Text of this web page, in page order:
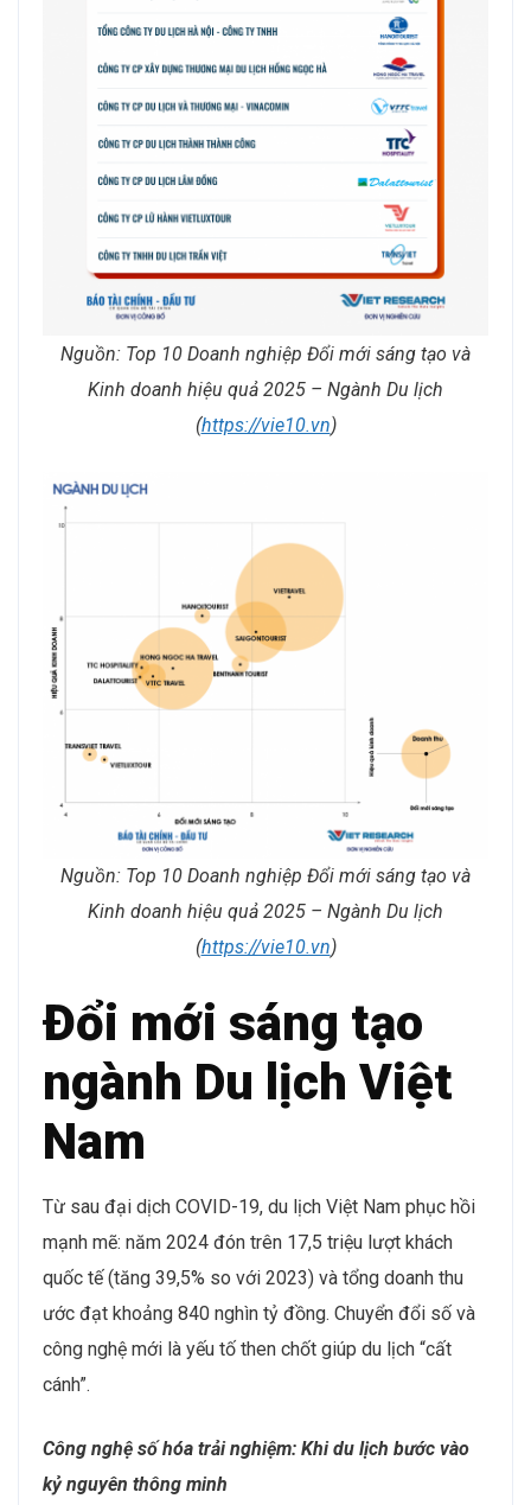
Nguồn: Top 10 Doanh nghiệp Đổi mới sáng tạo và
Kinh doanh hiệu quả 2025 – Ngành Du lịch
(https://vie10.vn)
Nguồn: Top 10 Doanh nghiệp Đổi mới sáng tạo và
Kinh doanh hiệu quả 2025 – Ngành Du lịch
(https://vie10.vn)
Đổi mới sáng tạo
ngành Du lịch Việt
Nam
Từ sau đại dịch COVID-19, du lịch Việt Nam phục hồi
mạnh mẽ: năm 2024 đón trên 17,5 triệu lượt khách
quốc tế (tăng 39,5% so với 2023) và tổng doanh thu
ước đạt khoảng 840 nghìn tỷ đồng. Chuyển đổi số và
công nghệ mới là yếu tố then chốt giúp du lịch “cất
cánh”.
Công nghệ số hóa trải nghiệm: Khi du lịch bước vào
kỷ nguyên thông minh